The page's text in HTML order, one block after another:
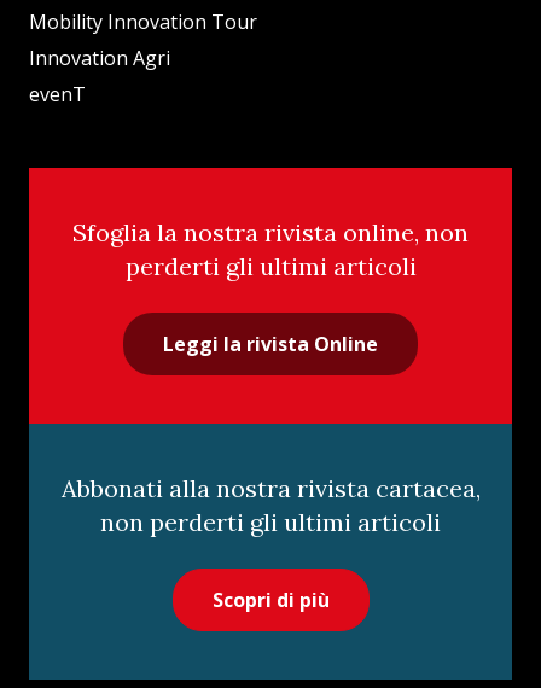
Mobility Innovation Tour
Innovation Agri
evenT
Sfoglia la nostra rivista online, non
perderti gli ultimi articoli
Leggi la rivista Online
Abbonati alla nostra rivista cartacea,
non perderti gli ultimi articoli
Scopri di più